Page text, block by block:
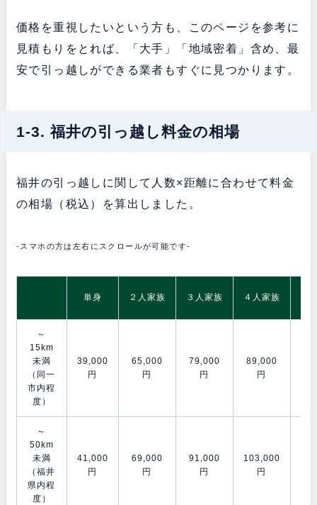
価格を重視したいという方も、このページを参考に
見積もりをとれば、「大手」「地域密着」含め、最
安で引っ越しができる業者もすぐに見つかります。
1-3. 福井の引っ越し料金の相場
福井の引っ越しに関して人数×距離に合わせて料金
の相場（税込）を算出しました。
-スマホの方は左右にスクロールが可能です-
単身 ２人家族 ３人家族 ４人家族
～
15km
未満
（同一
市内程
度）
39,000
円
65,000
円
79,000
円
89,000
円
～
50km
未満
（福井
県内程
度）
41,000
円
69,000
円
91,000
円
103,000
円